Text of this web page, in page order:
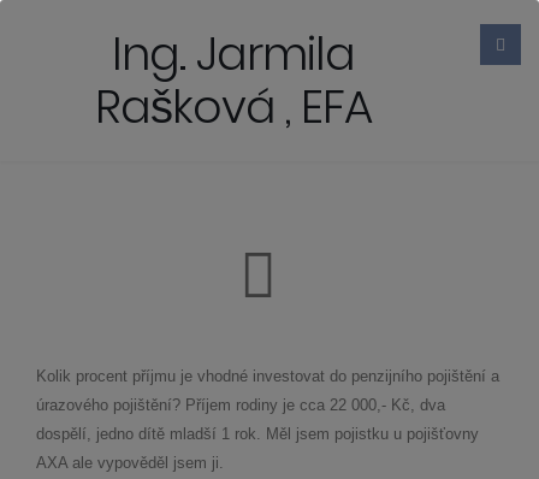
Ing. Jarmila
Rašková , EFA
Kolik procent příjmu je vhodné investovat do penzijního pojištění a
úrazového pojištění? Příjem rodiny je cca 22 000,- Kč, dva
dospělí, jedno dítě mladší 1 rok. Měl jsem pojistku u pojišťovny
AXA ale vypověděl jsem ji.